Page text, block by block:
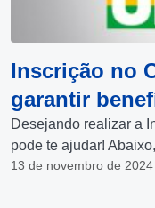
Inscrição no
garantir
Desejando realizar a
pode te ajudar!
13 de novembro de